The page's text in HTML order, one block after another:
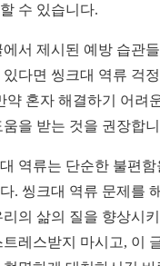
수 있습니다.
에서 제시된 예방 습관
있다면 씽크대 역류 걱
약 혼자 해결하기 어려
움을 받는 것을 권장합
역류는 단순한 불편
. 씽크대 역류 문제를
리의 삶의 질을 향상시
트레스받지 마시고, 이